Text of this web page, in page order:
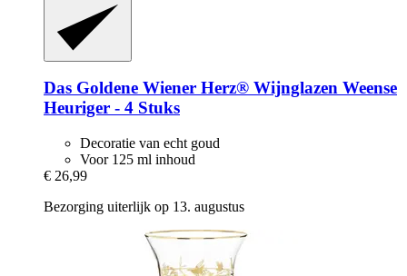
Das Goldene Wiener Herz® Wijnglazen Weense
Heuriger -​ 4 Stuks
Decoratie van echt goud
Voor 125 ml inhoud
€ 26,99
Bezorging uiterlijk op 13. augustus